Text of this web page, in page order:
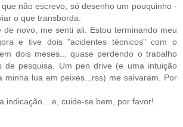
não escrevo, só desenho um pouquinho -
o que transborda.
de novo, me senti ali. Estou terminando meu
e tive dois "acidentes técnicos" com o
dois meses... quase perdendo o trabalho
de pesquisa. Um pen drive (e uma intuição
minha lua em peixes...rss) me salvaram. Por
indicação... e, cuide-se bem, por favor!